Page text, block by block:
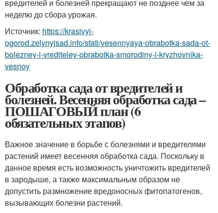
вреди­телей и болезней прекращают не позд­нее чем за
неделю до сбора урожая.
Источник: https://krasivyj-
ogorod.zelynyjsad.info/stati/vesennyaya-obrabotka-sada-ot-
bolezney-i-vrediteley-obrabotka-smorodiny-i-kryzhovnika-
vesnoy
Обработка сада от вредителей и
болезней. Весенняя обработка сада –
ПОШАГОВЫЙ план (6
обязательных этапов)
Важное значение в борьбе с болезнями и вредителями
растений имеет весенняя обработка сада. Поскольку в
данное время есть возможность уничтожить вредителей
в зародыше, а также максимальным образом не
допустить размножение вредоносных фитопатогенов,
вызывающих болезни растений.